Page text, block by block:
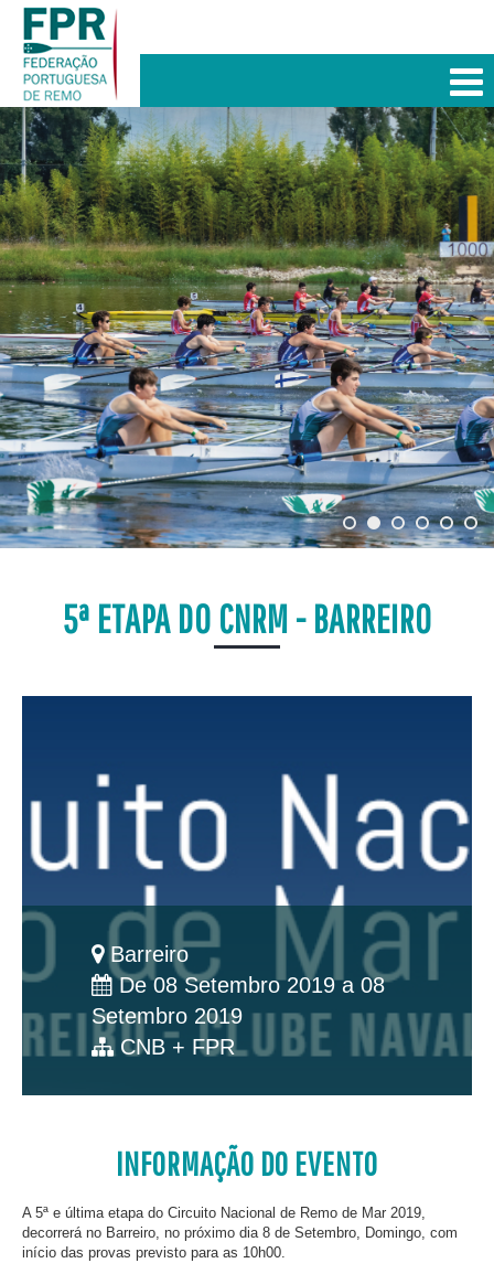
5ª ETAPA DO CNRM - BARREIRO
Barreiro
De 08 Setembro 2019 a 08
Setembro 2019
CNB + FPR
INFORMAÇÃO DO EVENTO
A 5ª e última etapa do Circuito Nacional de Remo de Mar 2019,
decorrerá no Barreiro, no próximo dia 8 de Setembro, Domingo, com
início das provas previsto para as 10h00.